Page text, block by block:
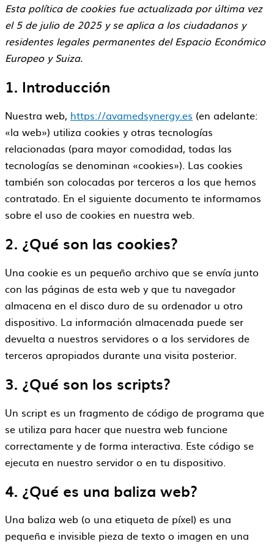
Esta política de cookies fue actualizada por última vez
el 5 de julio de 2025 y se aplica a los ciudadanos y
residentes legales permanentes del Espacio Económico
Europeo y Suiza.
1. Introducción
Nuestra web, https://avamedsynergy.es (en adelante:
«la web») utiliza cookies y otras tecnologías
relacionadas (para mayor comodidad, todas las
tecnologías se denominan «cookies»). Las cookies
también son colocadas por terceros a los que hemos
contratado. En el siguiente documento te informamos
sobre el uso de cookies en nuestra web.
2. ¿Qué son las cookies?
Una cookie es un pequeño archivo que se envía junto
con las páginas de esta web y que tu navegador
almacena en el disco duro de su ordenador u otro
dispositivo. La información almacenada puede ser
devuelta a nuestros servidores o a los servidores de
terceros apropiados durante una visita posterior.
3. ¿Qué son los scripts?
Un script es un fragmento de código de programa que
se utiliza para hacer que nuestra web funcione
correctamente y de forma interactiva. Este código se
ejecuta en nuestro servidor o en tu dispositivo.
4. ¿Qué es una baliza web?
Una baliza web (o una etiqueta de píxel) es una
pequeña e invisible pieza de texto o imagen en una